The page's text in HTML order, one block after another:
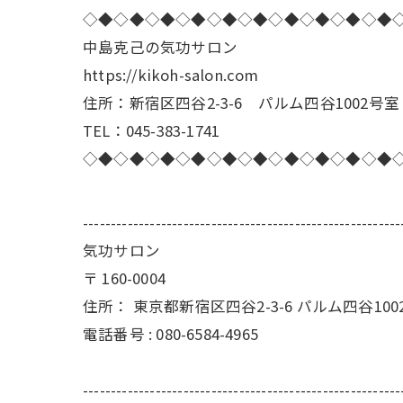
中島克己の気功サロン
https://kikoh-salon.com
住所：新宿区四谷2-3-6 パルム四谷1002号室
TEL：045-383-1741
気功サロン
〒 160-0004
住所： 東京都新宿区四谷2-3-6 パルム四谷
電話番号 : 080-6584-4965